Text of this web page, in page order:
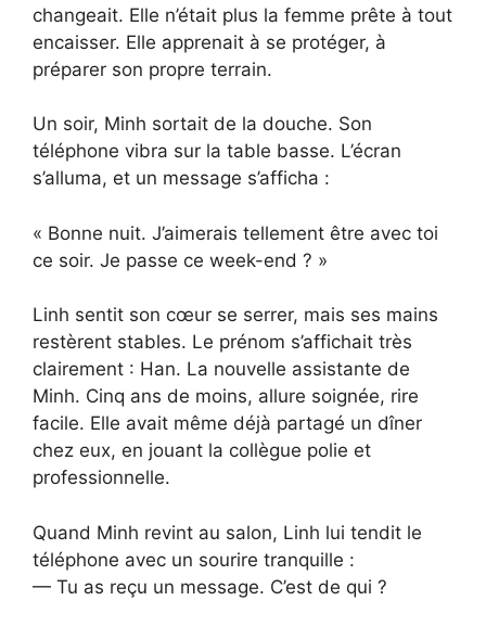
changeait. Elle n’était plus la femme prête à tout
encaisser. Elle apprenait à se protéger, à
préparer son propre terrain.
Un soir, Minh sortait de la douche. Son
téléphone vibra sur la table basse. L’écran
s’alluma, et un message s’afficha :
« Bonne nuit. J’aimerais tellement être avec toi
ce soir. Je passe ce week-end ? »
Linh sentit son cœur se serrer, mais ses mains
restèrent stables. Le prénom s’affichait très
clairement : Han. La nouvelle assistante de
Minh. Cinq ans de moins, allure soignée, rire
facile. Elle avait même déjà partagé un dîner
chez eux, en jouant la collègue polie et
professionnelle.
Quand Minh revint au salon, Linh lui tendit le
téléphone avec un sourire tranquille :
— Tu as reçu un message. C’est de qui ?